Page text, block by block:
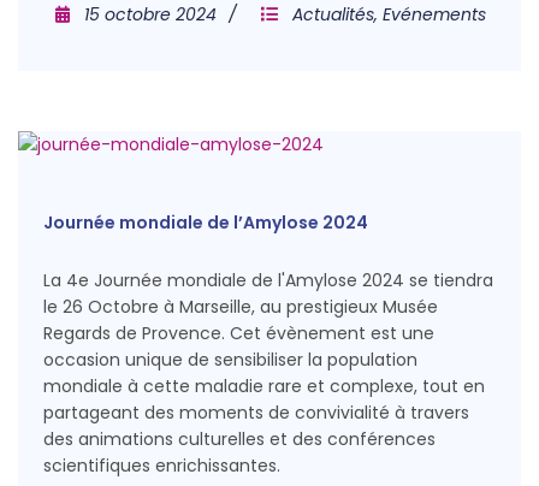
15 octobre 2024 Actualités, Evénements
Journée mondiale de l’Amylose 2024
La 4e Journée mondiale de l'Amylose 2024 se tiendra
le 26 Octobre à Marseille, au prestigieux Musée
Regards de Provence. Cet évènement est une
occasion unique de sensibiliser la population
mondiale à cette maladie rare et complexe, tout en
partageant des moments de convivialité à travers
des animations culturelles et des conférences
scientifiques enrichissantes.